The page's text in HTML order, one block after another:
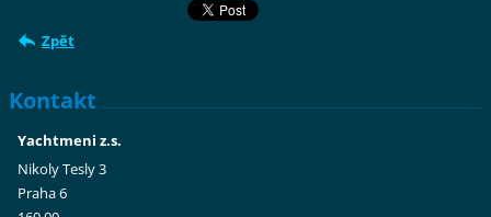
Zpět
Kontakt
Yachtmeni z.s.
Nikoly Tesly 3
Praha 6